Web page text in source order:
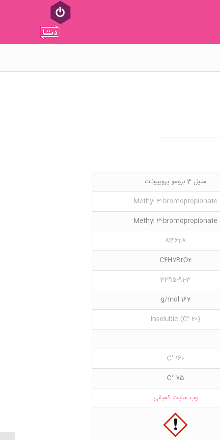
متیل 3 برومو پروپیونات
Methyl 3-bromopropionate
Methyl 3-bromopropionate
814628
C4H7BrO2
3395-91-3
167 g/mol
(20 °C) insoluble
160 °C
75 °C
وب سایت کمپانی